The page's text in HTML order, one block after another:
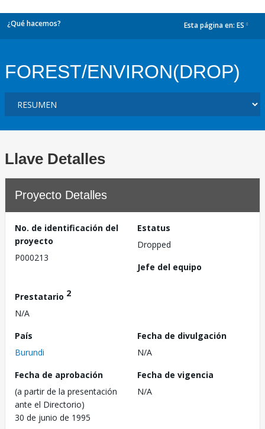
¿Qué hacemos? Esta página en: ES
FOREST/ENVIRON(DROP)
Llave Detalles
Proyecto Detalles
No. de identificación del
proyecto
P000213
Estatus
Dropped
Jefe del equipo
Prestatario 2
N/A
País
Burundi
Fecha de divulgación
N/A
Fecha de aprobación
(a partir de la presentación
ante el Directorio)
30 de junio de 1995
Fecha de vigencia
N/A